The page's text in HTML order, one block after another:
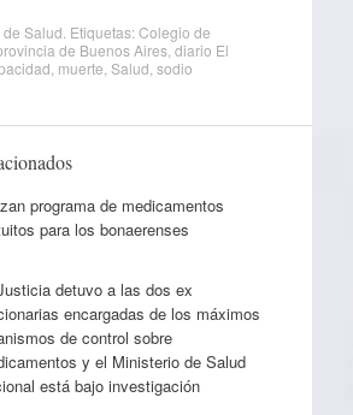
de Salud . Etiquetas:Colegio de
de Buenos Aires, diario El
muerte Salud sodio
programa de medicamentos
para los bonaerenses
detuvo a las dos ex
encargadas de los máximos
de control sobre
y el Ministerio de Salud
está bajo investigación